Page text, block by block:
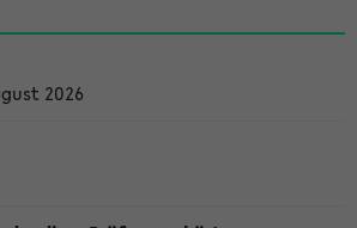
2026